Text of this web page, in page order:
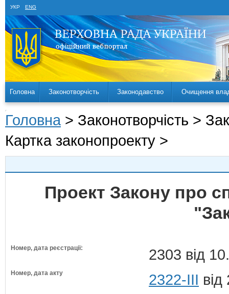
УКР ENG
Головна Законотворчість Законодавство Очищення
Головна > Законотворчість >
Картка законопроекту >
Проект Закону про
Номер, дата реєстрації: 2303 від
Номер, дата акту 2322-III